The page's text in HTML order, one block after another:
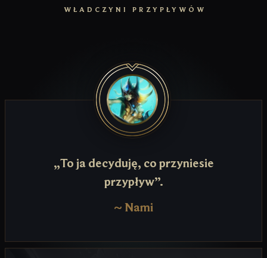
WŁADCZYNI PRZYPŁYWÓW
„To ja decyduję, co przyniesie
przypływ”.
~Nami